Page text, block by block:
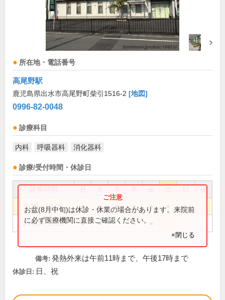
所在地・電話番号
高尾野駅
鹿児島県出水市高尾野町柴引1516-2 [地図]
0996-82-0048
診療科目
内科 呼吸器科 消化器科
診療/受付時間・休診日
祝
8:30～12:00 ● ● ● ● ●
14:00～18:00 ● ● ●
お盆(8月中旬)は休診・休業の場合があります。来院前
に必ず医療機関に直接ご確認ください。
×閉じる
備考: 発熱外来は午前11時まで、午後17時まで
休診日: 日、祝